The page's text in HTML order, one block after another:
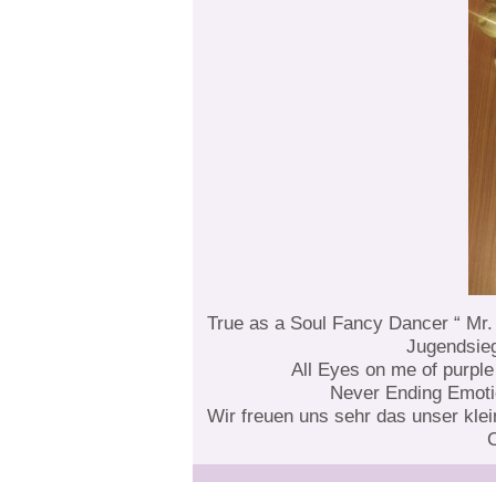
True as a Soul Fancy Dancer “
All Eyes on me of
Never Ending
Wir freuen uns sehr das unser